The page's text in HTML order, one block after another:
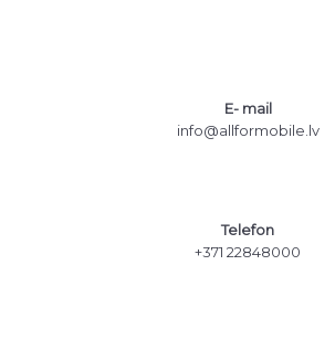
E- mail
info@allformobile.lv
Telefon
+371 22848000